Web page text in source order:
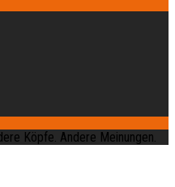
Köpfe. Andere Meinungen.